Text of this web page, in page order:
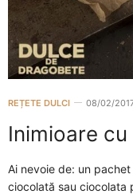
REȚETE DULCI 08/02/
Inimioare
Ai nevoie de: un
ciocolată sau